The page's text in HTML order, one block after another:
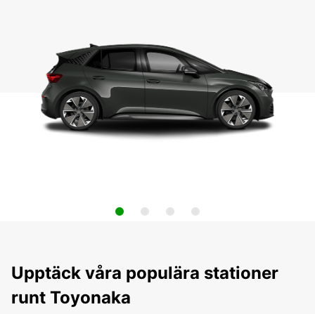
Upptäck våra populära stationer
runt Toyonaka